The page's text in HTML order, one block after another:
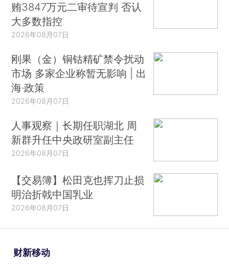
贿3847万元二审待宣判 否认
大多数指控
2026年08月07日
刚果（金）铜钴精矿禁令扰动
市场 多家企业称暂无影响 | 出
海·政策
2026年08月07日
人事观察｜长期任职湖北 周
新群升任中央政研室副主任
2026年08月07日
【交易簿】松田克也挥刀止损
明治折戟中国乳业
2026年08月07日
财新移动